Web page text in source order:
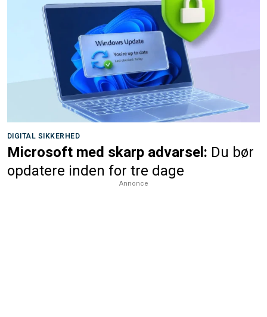
DIGITAL SIKKERHED
Microsoft med skarp advarsel: Du bør
opdatere inden for tre dage
Annonce